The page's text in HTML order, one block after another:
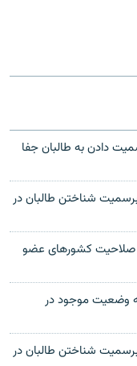
دادن به طالبان جفا
شناختن طالبان در
صلاحیت کشورهای عضو
وضعیت موجود در
شناختن طالبان در